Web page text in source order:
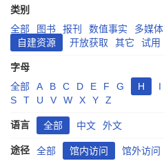
类别
全部
图书 报刊 数值事实 多媒体
自建资源
开放获取 其它 试用
字母
全部
A B C D E F G H I
S
T U V W X Y Z
语言 全部 中文 外文
途径 全部 馆内访问 馆外访问